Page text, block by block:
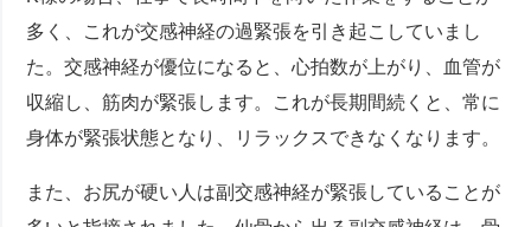
多く、これが交感神経の過緊張を引き起こしていまし
た。交感神経が優位になると、心拍数が上がり、血管が
収縮し、筋肉が緊張します。これが長期間続くと、常に
身体が緊張状態となり、リラックスできなくなります。
また、お尻が硬い人は副交感神経が緊張していることが